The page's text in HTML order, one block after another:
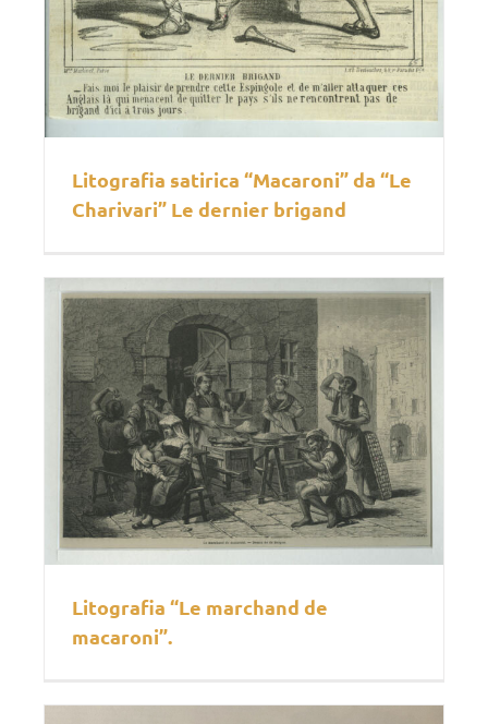
Litografia satirica “Macaroni” da “Le
Charivari” Le dernier brigand
Litografia “Le marchand de
macaroni”.